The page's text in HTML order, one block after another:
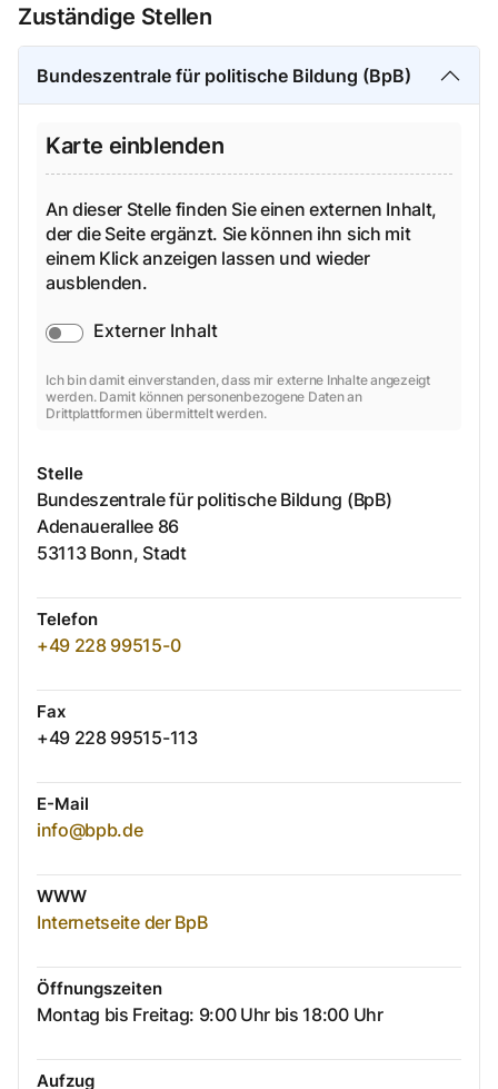
Zuständige Stellen
Bundeszentrale für politische Bildung (BpB)
Karte einblenden
An dieser Stelle finden Sie einen externen Inhalt,
der die Seite ergänzt. Sie können ihn sich mit
einem Klick anzeigen lassen und wieder
ausblenden.
Externer Inhalt
Ich bin damit einverstanden, dass mir externe Inhalte angezeigt
werden. Damit können personenbezogene Daten an
Drittplattformen übermittelt werden.
Stelle
Bundeszentrale für politische Bildung (BpB)
Adenauerallee 86
53113 Bonn, Stadt
Telefon
+49 228 99515-0
Fax
+49 228 99515-113
E-Mail
info@bpb.de
WWW
Internetseite der BpB
Öffnungszeiten
Montag bis Freitag: 9:00 Uhr bis 18:00 Uhr
Aufzug